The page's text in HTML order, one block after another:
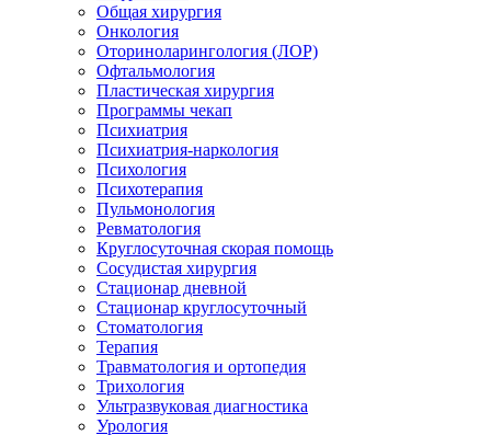
Общая хирургия
Онкология
Оториноларингология (ЛОР)
Офтальмология
Пластическая хирургия
Программы чекап
Психиатрия
Психиатрия-наркология
Психология
Психотерапия
Пульмонология
Ревматология
Круглосуточная скорая помощь
Сосудистая хирургия
Стационар дневной
Стационар круглосуточный
Стоматология
Терапия
Травматология и ортопедия
Трихология
Ультразвуковая диагностика
Урология